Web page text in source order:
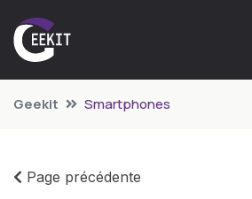
Geekit Smartphones
Page précédente